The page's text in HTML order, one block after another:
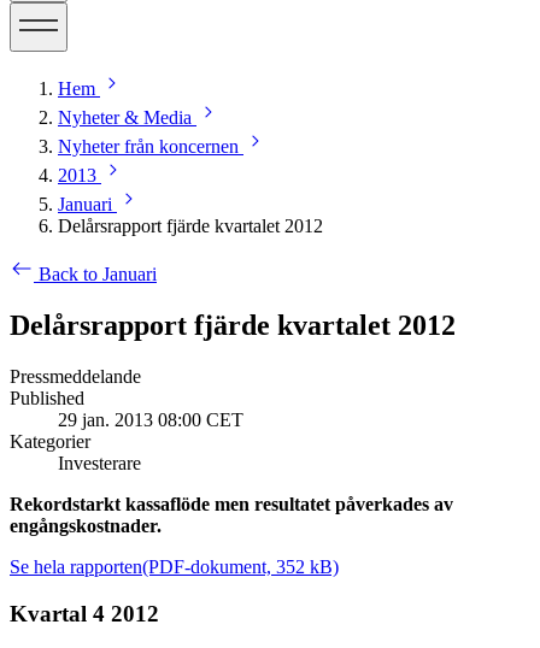
Hem
Nyheter & Media
Nyheter från koncernen
2013
Januari
Delårsrapport fjärde kvartalet 2012
Back to Januari
Delårsrapport fjärde kvartalet 2012
Pressmeddelande
Published
29 jan. 2013 08:00 CET
Kategorier
Investerare
Rekordstarkt kassaflöde men resultatet påverkades av
engångskostnader.
Se hela rapporten(PDF-dokument, 352 kB)
Kvartal 4 2012